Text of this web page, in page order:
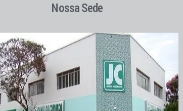
Nossa Sede